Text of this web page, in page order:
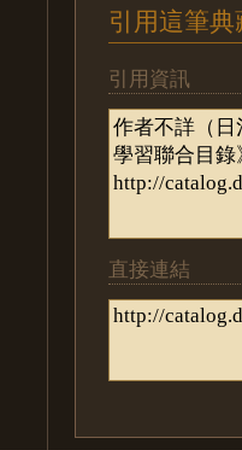
引用這筆
引用資訊
直接連結